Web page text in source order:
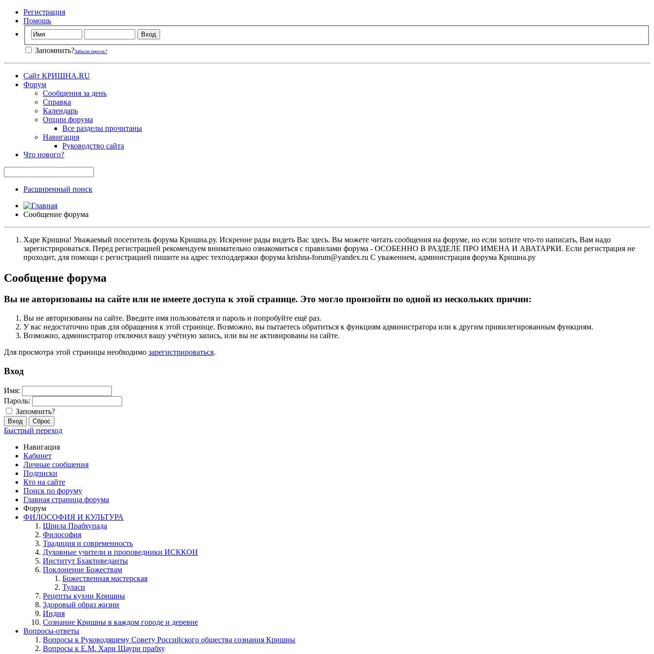
Регистрация
Помощь
Запомнить?Забыли пароль?
Сайт КРИШНА.RU
Форум
Сообщения за день
Справка
Календарь
Опции форума
Все разделы прочитаны
Навигация
Руководство сайта
Что нового?
Расширенный поиск
Сообщение форума
Харе Кришна! Уважаемый посетитель форума Кришна.ру. Искренне рады видеть Вас здесь. Вы можете читать сообщения на форуме, но если хотите что-то написать, Вам надо
зарегистрироваться. Перед регистрацией рекомендуем внимательно ознакомиться с правилами форума - ОСОБЕННО В РАЗДЕЛЕ ПРО ИМЕНА И АВАТАРКИ. Если регистрация не
проходит, для помощи с регистрацией пишите на адрес техподдержки форума krishna-forum@yandex.ru С уважением, администрация форума Кришна.ру
Сообщение форума
Вы не авторизованы на сайте или не имеете доступа к этой странице. Это могло произойти по одной из нескольких причин:
Вы не авторизованы на сайте. Введите имя пользователя и пароль и попробуйте ещё раз.
У вас недостаточно прав для обращения к этой странице. Возможно, вы пытаетесь обратиться к функциям администратора или к другим привилегированным функциям.
Возможно, администратор отключил вашу учётную запись, или вы не активированы на сайте.
Для просмотра этой страницы необходимо зарегистрироваться.
Вход
Имя:
Пароль:
Запомнить?
Быстрый переход
Навигация
Кабинет
Личные сообщения
Подписки
Кто на сайте
Поиск по форуму
Главная страница форума
Форум
ФИЛОСОФИЯ И КУЛЬТУРА
Шрила Прабхупада
Философия
Традиция и современность
Духовные учители и проповедники ИСККОН
Институт Бхактиведанты
Поклонение Божествам
Божественная мастерская
Туласи
Рецепты кухни Кришны
Здоровый образ жизни
Индия
Сознание Кришны в каждом городе и деревне
Вопросы-ответы
Вопросы к Руководящему Совету Российского общества сознания Кришны
Вопросы к Е.М. Хари Шаури прабху